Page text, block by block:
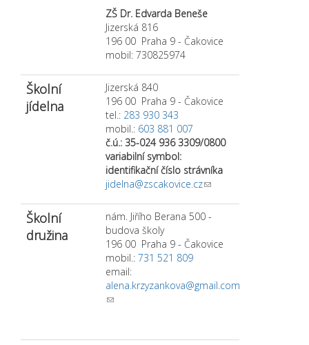
ZŠ Dr. Edvarda Beneše
Jizerská 816
196 00 Praha 9 - Čakovice
mobil: 730825974
Školní
jídelna
Jizerská 840
196 00 Praha 9 - Čakovice
tel.: 283 930 343
mobil.: 603 881 007
č.ú.: 35-024 936 3309/0800
variabilní symbol:
identifikační číslo strávníka
jidelna@zscakovice.cz(link sends e-mail)
Školní
družina
nám. Jiřího Berana 500 -
budova školy
196 00 Praha 9 - Čakovice
mobil.: 731 521 809
email:
alena.krzyzankova@gmail.com
(link sends e-mail)